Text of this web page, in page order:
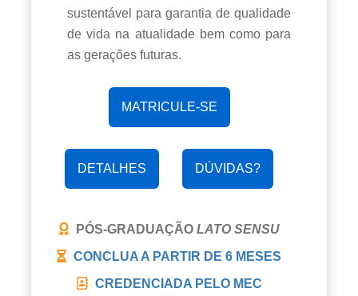
sustentável para garantia de qualidade
de vida na atualidade bem como para
as gerações futuras.
MATRICULE-SE
DETALHES DÚVIDAS?
PÓS-GRADUAÇÃO LATO SENSU
CONCLUA A PARTIR DE 6 MESES
CREDENCIADA PELO MEC